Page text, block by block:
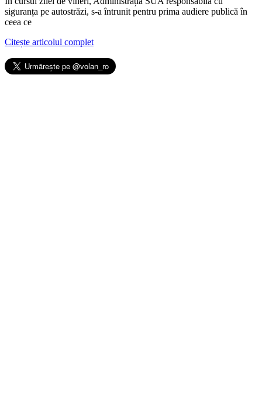
siguranța pe autostrăzi, s-a întrunit pentru prima audiere publică în
ceea ce
Citește articolul complet